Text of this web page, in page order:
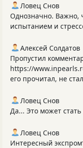
Ловец Снов
Однозначно. Важно,
испытанием и
Алексей Солдатов
Пропустил
https://
его прочитал, не
Ловец Снов
Да... Это может
Ловец Снов
Интересный